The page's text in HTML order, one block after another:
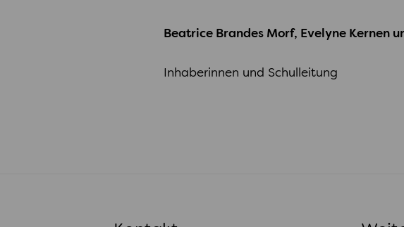
Beatrice Brandes Morf, Evelyne Kernen
Inhaberinnen und Schulleitung